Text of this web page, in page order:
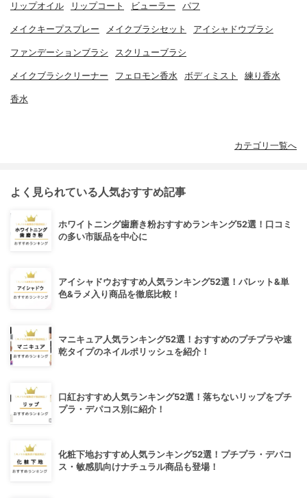
リップオイル リップコート ビューラー パフ
メイクキープスプレー メイクブラシセット アイシャドウブラシ
ファンデーションブラシ スクリューブラシ
メイクブラシクリーナー フェロモン香水 ボディミスト 練り香水
香水
カテゴリ一覧へ
よく見られている人気おすすめ記事
ホワイトニング歯磨き粉おすすめランキング52選！口コミ
の多い市販品を中心に
アイシャドウおすすめ人気ランキング52選！パレット&単
色&ラメ入り商品を徹底比較！
マニキュア人気ランキング52選！おすすめのプチプラや速
乾タイプのネイルポリッシュを紹介！
口紅おすすめ人気ランキング52選！落ちないリップをプチ
プラ・デパコス別に紹介！
化粧下地おすすめ人気ランキング52選！プチプラ・デパコ
ス・敏感肌向けナチュラル商品も登場！